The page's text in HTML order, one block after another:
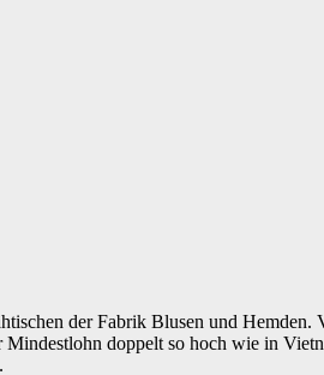
der Fabrik Blusen und
doppelt so hoch wie in